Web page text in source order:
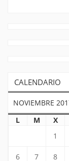
CALENDARIO
NOVIEMBRE
L
M X
1
6 7 8